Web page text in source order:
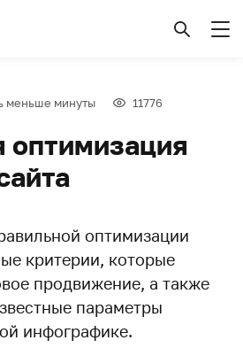
меньше минуты 11776
оптимизация
оптимизации
критерии, которые
продвижение, а также
параметры
инфографике.